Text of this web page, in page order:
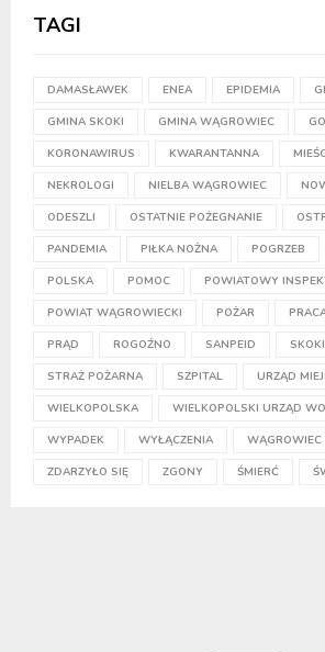
TAGI
DAMASŁAWEK ENEA EPIDEMIA
GMINA SKOKI GMINA WĄGROWIEC
KORONAWIRUS KWARANTANNA
NEKROLOGI NIELBA WĄGROWIEC
ODESZLI OSTATNIE POŻEGNANIE
PANDEMIA PIŁKA NOŻNA POGRZEB
POLSKA POMOC POWIATOWY
POWIAT WĄGROWIECKI POŻAR
PRĄD ROGOŹNO SANPEID SKOKI
STRAŻ POŻARNA SZPITAL URZĄD
WIELKOPOLSKA WIELKOPOLSKI URZĄD
WYPADEK WYŁĄCZENIA WĄGROWIEC
ZDARZYŁO SIĘ ZGONY ŚMIERĆ